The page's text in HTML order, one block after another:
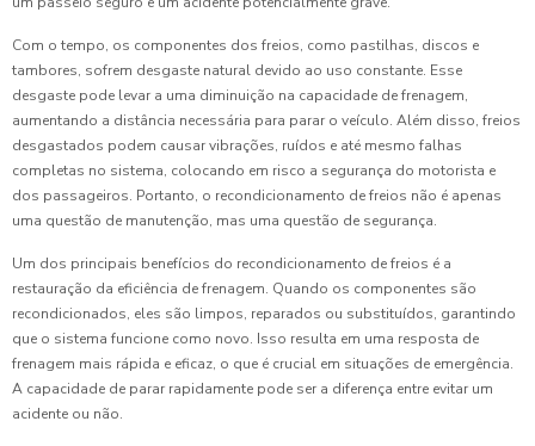
Com o tempo, os componentes dos freios, como pastilhas, discos e
tambores, sofrem desgaste natural devido ao uso constante. Esse
desgaste pode levar a uma diminuição na capacidade de frenagem,
aumentando a distância necessária para parar o veículo. Além disso, freios
desgastados podem causar vibrações, ruídos e até mesmo falhas
completas no sistema, colocando em risco a segurança do motorista e
dos passageiros. Portanto, o recondicionamento de freios não é apenas
uma questão de manutenção, mas uma questão de segurança.
Um dos principais benefícios do recondicionamento de freios é a
restauração da eficiência de frenagem. Quando os componentes são
recondicionados, eles são limpos, reparados ou substituídos, garantindo
que o sistema funcione como novo. Isso resulta em uma resposta de
frenagem mais rápida e eficaz, o que é crucial em situações de emergência.
A capacidade de parar rapidamente pode ser a diferença entre evitar um
acidente ou não.